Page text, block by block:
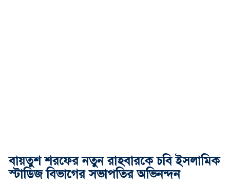
বায়তুশ শরফের নতুন রাহবারকে চবি ইসলামিক
স্টাডিজ বিভাগের সভাপতির অভিনন্দন